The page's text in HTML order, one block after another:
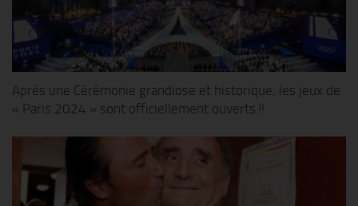
Après une Cérémonie grandiose et historique, les jeux de
« Paris 2024 » sont officiellement ouverts !!